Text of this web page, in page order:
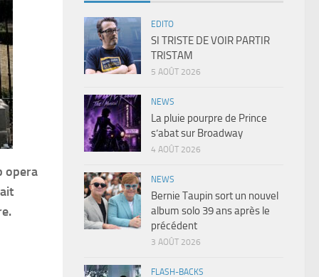
opera
EDITO
SI TRISTE DE VOIR PARTIR
TRISTAM
5 AOÛT 2026
NEWS
La pluie pourpre de Prince
s’abat sur Broadway
4 AOÛT 2026
NEWS
Bernie Taupin sort un nouvel
album solo 39 ans après le
précédent
3 AOÛT 2026
FLASH-BACKS